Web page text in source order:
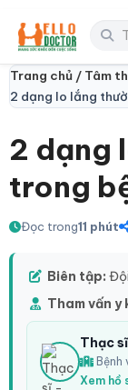
Trang chủ / Tâm
2 dạng lo lắng
2 dạng
trong
Đọc trong11 phút
Biên tập:
Tham vấn y
Thạc
Bệnh
Xem hồ